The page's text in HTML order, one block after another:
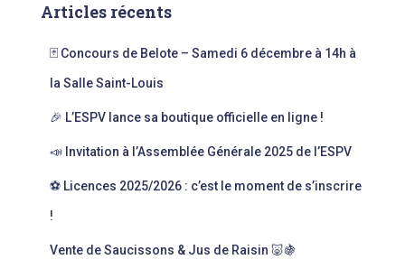
rArticles récents
🃏 Concours de Belote – Samedi 6 décembre à 14h à
la Salle Saint-Louis
🎉 L’ESPV lance sa boutique officielle en ligne !
📣 Invitation à l’Assemblée Générale 2025 de l’ESPV
⚽ Licences 2025/2026 : c’est le moment de s’inscrire
!
Vente de Saucissons & Jus de Raisin 🐷🍇